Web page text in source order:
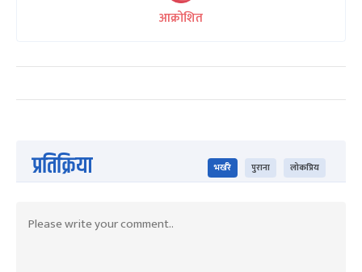
आक्रोशित
प्रतिक्रिया भर्खरै पुराना लोकप्रिय